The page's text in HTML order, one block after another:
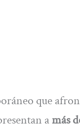
que
amás